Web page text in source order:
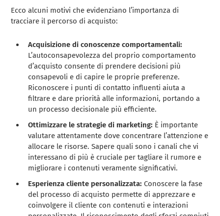
Ecco alcuni motivi che evidenziano l’importanza di
tracciare il percorso di acquisto:
Acquisizione di conoscenze comportamentali:
L’autoconsapevolezza del proprio comportamento
d’acquisto consente di prendere decisioni più
consapevoli e di capire le proprie preferenze.
Riconoscere i punti di contatto influenti aiuta a
filtrare e dare priorità alle informazioni, portando a
un processo decisionale più efficiente.
Ottimizzare le strategie di marketing: È importante
valutare attentamente dove concentrare l’attenzione e
allocare le risorse. Sapere quali sono i canali che vi
interessano di più è cruciale per tagliare il rumore e
migliorare i contenuti veramente significativi.
Esperienza cliente personalizzata: Conoscere la fase
del processo di acquisto permette di apprezzare e
coinvolgere il cliente con contenuti e interazioni